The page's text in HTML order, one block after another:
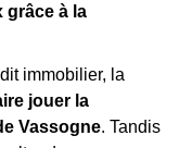
grâce à la
immobilier, la
jouer la
Vassogne. Tandis